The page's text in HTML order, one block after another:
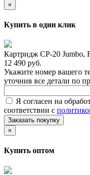
×
Купить в один клик
Картридж CP-20 Jumbo,
12 490 руб.
Укажите номер вашего
уточнив все детали по
Я согласен на
соответствии с
Заказать покупку
×
Купить оптом